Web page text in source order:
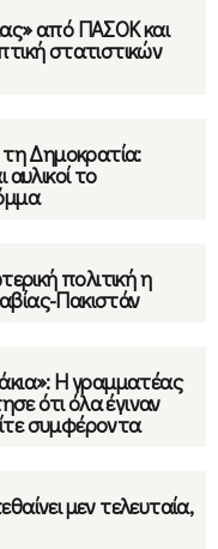
από ΠΑΣΟΚ και
στατιστικών
τη Δημοκρατία:
το
πολιτική η
Πακιστάν
Η γραμματέας
ότι όλα έγιναν
συμφέροντα
μεν τελευταία,